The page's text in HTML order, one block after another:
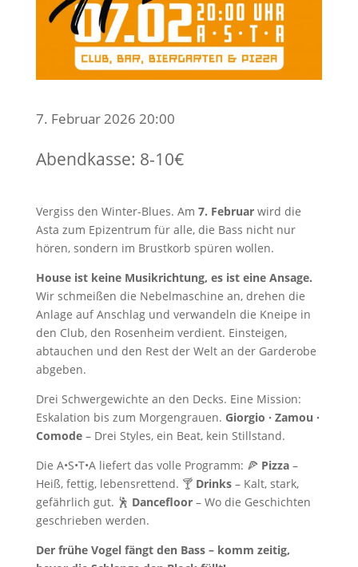
7. Februar 2026 20:00
Abendkasse: 8-10€
Vergiss den Winter-Blues. Am 7. Februarwird die
Asta zum Epizentrum für alle, die Bass nicht nur
hören, sondern im Brustkorb spüren wollen.
House ist keine Musikrichtung, es ist eine Ansage.
Wir schmeißen die Nebelmaschine an, drehen die
Anlage auf Anschlag und verwandeln die Kneipe in
den Club, den Rosenheim verdient. Einsteigen,
abtauchen und den Rest der Welt an der Garderobe
abgeben.
Drei Schwergewichte an den Decks. Eine Mission:
Eskalation bis zum Morgengrauen. Giorgio · Zamou ·
Comode– Drei Styles, ein Beat, kein Stillstand.
Die A•S•T•A liefert das volle Programm: 🍕 Pizza–
Heiß, fettig, lebensrettend. 🍸 Drinks– Kalt, stark,
gefährlich gut. 🕺 Dancefloor– Wo die Geschichten
geschrieben werden.
Der frühe Vogel fängt den Bass – komm zeitig,